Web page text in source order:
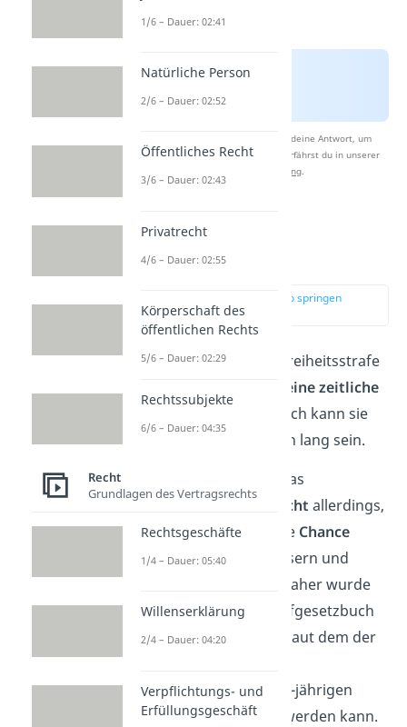
Nach Beantwortung speichern wir deine Antwort, um
Studyflix zu verbessern. Mehr dazu erfährst du in unserer
Datenschutzerklärung.
Wie lange ist
lebenslänglich?
zur Stelle im Video springen
(01:39)
Bei einer lebenslangen Freiheitsstrafe
keine zeitliche
Obergrenze. Grundsätzlich kann sie
also tatsächlich ein Leben lang sein.
Im Jahr 1977 entschied das
Bundesverfassungsgericht allerdings,
dass jeder Gefangene die Chance
haben muss, sich zu bessern und
wieder freizukommen. Daher wurde
der Paragraf 57a im Strafgesetzbuch
(§ 57a StGB)eingeführt, laut dem der
Rest einer lebenslangen
Freiheitsstrafe zu einer 5-jährigen
Bewährungausgesetzt werden kann.
1/6 – Dauer: 02:41
Natürliche Person
2/6 – Dauer: 02:52
Öffentliches Recht
3/6 – Dauer: 02:43
Privatrecht
4/6 – Dauer: 02:55
Körperschaft des
öffentlichen Rechts
5/6 – Dauer: 02:29
Rechtssubjekte
6/6 – Dauer: 04:35
Recht
Grundlagen des Vertragsrechts
Rechtsgeschäfte
1/4 – Dauer: 05:40
Willenserklärung
2/4 – Dauer: 04:20
Verpflichtungs- und
Erfüllungsgeschäft